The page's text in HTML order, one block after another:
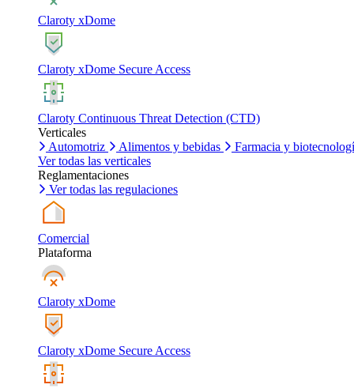
Claroty xDome
Claroty xDome Secure Access
Claroty Continuous Threat Detection (CTD)
Verticales
Automotriz
Alimentos y bebidas
Farmacia y
Ver todas las verticales
Reglamentaciones
Ver todas las regulaciones
Comercial
Plataforma
Claroty xDome
Claroty xDome Secure Access